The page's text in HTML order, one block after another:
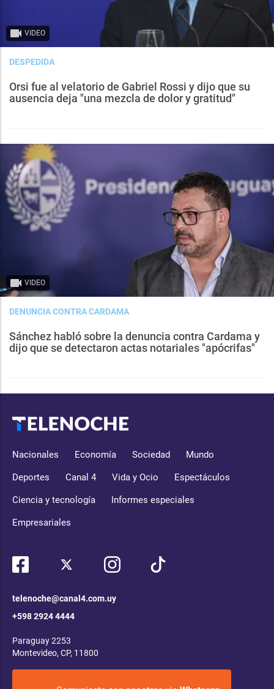
VIDEO
DESPEDIDA
Orsi fue al velatorio de Gabriel Rossi y dijo que su
ausencia deja "una mezcla de dolor y gratitud"
VIDEO
DENUNCIA CONTRA CARDAMA
Sánchez habló sobre la denuncia contra Cardama y
dijo que se detectaron actas notariales "apócrifas"
Nacionales Economía Sociedad Mundo
Deportes Canal 4 Vida y Ocio Espectáculos
Ciencia y tecnología Informes especiales
Empresariales
telenoche@canal4.com.uy
+598 2924 4444
Paraguay 2253
Montevideo, CP, 11800